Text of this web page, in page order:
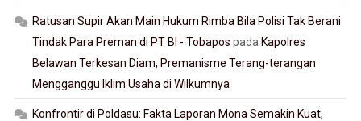
Ratusan Supir Akan Main Hukum Rimba Bila Polisi Tak Berani
Tindak Para Preman di PT BI - Tobapos pada Kapolres
Belawan Terkesan Diam, Premanisme Terang-terangan
Mengganggu Iklim Usaha di Wilkumnya
Konfrontir di Poldasu: Fakta Laporan Mona Semakin Kuat,